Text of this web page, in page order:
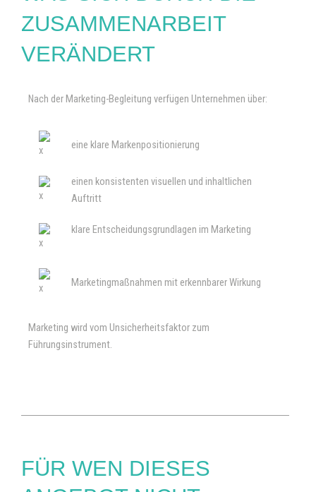
ZUSAMMENARBEIT
VERÄNDERT
Nach der Marketing-Begleitung verfügen Unternehmen über:
eine klare Markenpositionierung
einen konsistenten visuellen und inhaltlichen
Auftritt
klare Entscheidungsgrundlagen im Marketing
Marketingmaßnahmen mit erkennbarer Wirkung
Marketing wird vom Unsicherheitsfaktor zum
Führungsinstrument.
FÜR WEN DIESES